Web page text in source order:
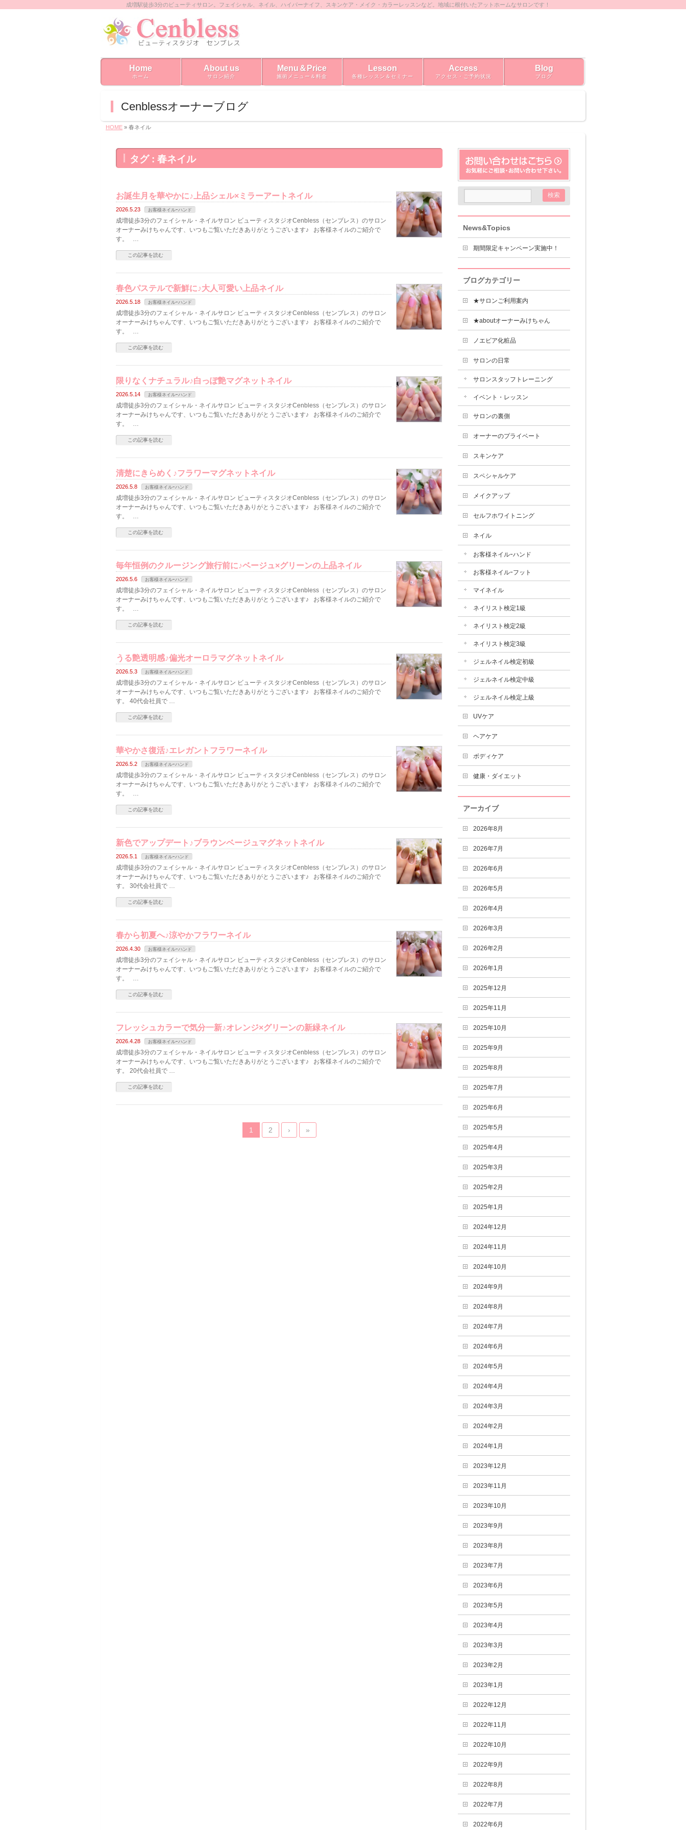
成増駅徒歩3分のビューティサロン。フェイシャル、ネイル、ハイパーナイフ、スキンケア・メイク・カラーレッスンなど。地域に根付いたアットホームなサロンです！
Home
ホーム
About us
サロン紹介
Menu＆Price
施術メニュー＆料金
Lesson
各種レッスン＆セミナー
Access
アクセス・ご予約状況
Blog
ブログ
Cenblessオーナーブログ
HOME » 春ネイル
タグ : 春ネイル
お誕生月を華やかに♪上品シェル×ミラーアートネイル
2026.5.23 お客様ネイルｰハンド
成増徒歩3分のフェイシャル・ネイルサロン ビューティスタジオCenbless（センブレス）のサロン
オーナーみけちゃんです、いつもご覧いただきありがとうございます♪ お客様ネイルのご紹介で
す。 …
この記事を読む
春色パステルで新鮮に♪大人可愛い上品ネイル
2026.5.18 お客様ネイルｰハンド
成増徒歩3分のフェイシャル・ネイルサロン ビューティスタジオCenbless（センブレス）のサロン
オーナーみけちゃんです、いつもご覧いただきありがとうございます♪ お客様ネイルのご紹介で
す。 …
この記事を読む
限りなくナチュラル♪白っぽ艶マグネットネイル
2026.5.14 お客様ネイルｰハンド
成増徒歩3分のフェイシャル・ネイルサロン ビューティスタジオCenbless（センブレス）のサロン
オーナーみけちゃんです、いつもご覧いただきありがとうございます♪ お客様ネイルのご紹介で
す。 …
この記事を読む
清楚にきらめく♪フラワーマグネットネイル
2026.5.8 お客様ネイルｰハンド
成増徒歩3分のフェイシャル・ネイルサロン ビューティスタジオCenbless（センブレス）のサロン
オーナーみけちゃんです、いつもご覧いただきありがとうございます♪ お客様ネイルのご紹介で
す。 …
この記事を読む
毎年恒例のクルージング旅行前に♪ベージュ×グリーンの上品ネイル
2026.5.6 お客様ネイルｰハンド
成増徒歩3分のフェイシャル・ネイルサロン ビューティスタジオCenbless（センブレス）のサロン
オーナーみけちゃんです、いつもご覧いただきありがとうございます♪ お客様ネイルのご紹介で
す。 …
この記事を読む
うる艶透明感♪偏光オーロラマグネットネイル
2026.5.3 お客様ネイルｰハンド
成増徒歩3分のフェイシャル・ネイルサロン ビューティスタジオCenbless（センブレス）のサロン
オーナーみけちゃんです、いつもご覧いただきありがとうございます♪ お客様ネイルのご紹介で
す。 40代会社員で …
この記事を読む
華やかさ復活♪エレガントフラワーネイル
2026.5.2 お客様ネイルｰハンド
成増徒歩3分のフェイシャル・ネイルサロン ビューティスタジオCenbless（センブレス）のサロン
オーナーみけちゃんです、いつもご覧いただきありがとうございます♪ お客様ネイルのご紹介で
す。 …
この記事を読む
新色でアップデート♪ブラウンベージュマグネットネイル
2026.5.1 お客様ネイルｰハンド
成増徒歩3分のフェイシャル・ネイルサロン ビューティスタジオCenbless（センブレス）のサロン
オーナーみけちゃんです、いつもご覧いただきありがとうございます♪ お客様ネイルのご紹介で
す。 30代会社員で …
この記事を読む
春から初夏へ♪涼やかフラワーネイル
2026.4.30 お客様ネイルｰハンド
成増徒歩3分のフェイシャル・ネイルサロン ビューティスタジオCenbless（センブレス）のサロン
オーナーみけちゃんです、いつもご覧いただきありがとうございます♪ お客様ネイルのご紹介で
す。 …
この記事を読む
フレッシュカラーで気分一新♪オレンジ×グリーンの新緑ネイル
2026.4.28 お客様ネイルｰハンド
成増徒歩3分のフェイシャル・ネイルサロン ビューティスタジオCenbless（センブレス）のサロン
オーナーみけちゃんです、いつもご覧いただきありがとうございます♪ お客様ネイルのご紹介で
す。 20代会社員で …
この記事を読む
1 2 › »
News&Topics
期間限定キャンペーン実施中！
ブログカテゴリー
★サロンご利用案内
★aboutオーナーみけちゃん
ノエビア化粧品
サロンの日常
サロンスタッフトレーニング
イベント・レッスン
サロンの裏側
オーナーのプライベート
スキンケア
スペシャルケア
メイクアップ
セルフホワイトニング
ネイル
お客様ネイルｰハンド
お客様ネイルｰフット
マイネイル
ネイリスト検定1級
ネイリスト検定2級
ネイリスト検定3級
ジェルネイル検定初級
ジェルネイル検定中級
ジェルネイル検定上級
UVケア
ヘアケア
ボディケア
健康・ダイエット
アーカイブ
2026年8月
2026年7月
2026年6月
2026年5月
2026年4月
2026年3月
2026年2月
2026年1月
2025年12月
2025年11月
2025年10月
2025年9月
2025年8月
2025年7月
2025年6月
2025年5月
2025年4月
2025年3月
2025年2月
2025年1月
2024年12月
2024年11月
2024年10月
2024年9月
2024年8月
2024年7月
2024年6月
2024年5月
2024年4月
2024年3月
2024年2月
2024年1月
2023年12月
2023年11月
2023年10月
2023年9月
2023年8月
2023年7月
2023年6月
2023年5月
2023年4月
2023年3月
2023年2月
2023年1月
2022年12月
2022年11月
2022年10月
2022年9月
2022年8月
2022年7月
2022年6月